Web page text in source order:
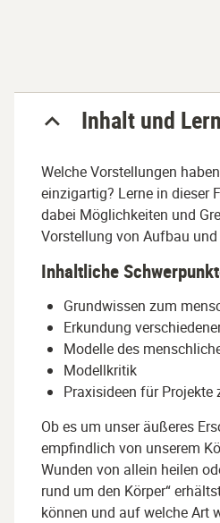
Inhalt und
Welche Vorstellungen
einzigartig? Lerne in dieser
dabei Möglichkeiten und
Vorstellung von Aufbau
Inhaltliche
Grundwissen zum
Erkundung
Modelle des
Modellkritik
Praxisideen für
Ob es um unser äußeres
empfindlich von unserem
Wunden von allein heilen
rund um den Körper“
können und auf welche Art